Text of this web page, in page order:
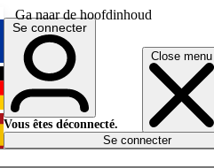
Ga naar de hoofdinhoud
Close menu
English
Deutsch
Español
Se connecter
Vous êtes déconnecté.
Se connecter